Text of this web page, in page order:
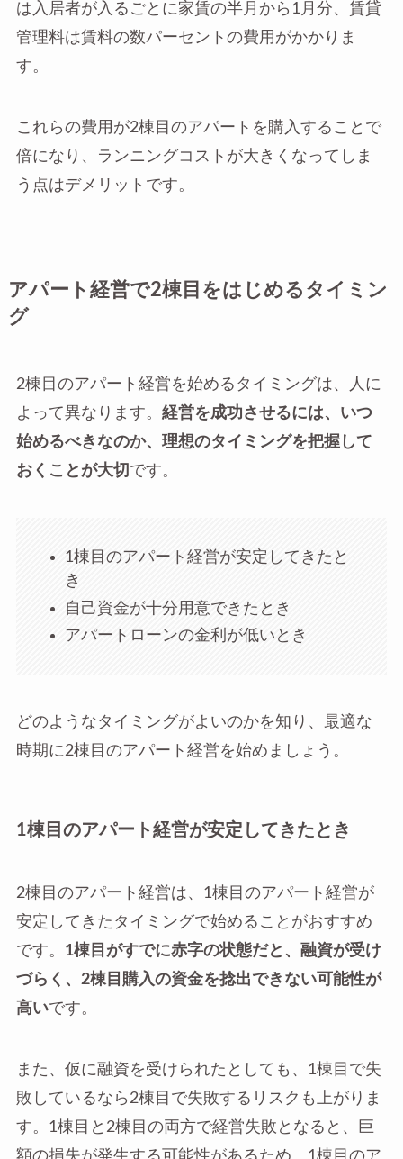
は入居者が入るごとに家賃の半月から1月分、賃貸
管理料は賃料の数パーセントの費用がかかりま
す。
これらの費用が2棟目のアパートを購入することで
倍になり、ランニングコストが大きくなってしま
う点はデメリットです。
アパート経営で2棟目をはじめるタイミン
グ
2棟目のアパート経営を始めるタイミングは、人に
よって異なります。 経営を成功させるには、いつ
始めるべきなのか、理想のタイミングを把握して
おくことが大切 です。
1棟目のアパート経営が安定してきたと
き
自己資金が十分用意できたとき
アパートローンの金利が低いとき
どのようなタイミングがよいのかを知り、最適な
時期に2棟目のアパート経営を始めましょう。
1棟目のアパート経営が安定してきたとき
2棟目のアパート経営は、1棟目のアパート経営が
安定してきたタイミングで始めることがおすすめ
です。 1棟目がすでに赤字の状態だと、融資が受け
づらく、2棟目購入の資金を捻出できない可能性が
高いです。
また、仮に融資を受けられたとしても、1棟目で失
敗しているなら2棟目で失敗するリスクも上がりま
す。1棟目と2棟目の両方で経営失敗となると、巨
額の損失が発生する可能性があるため、1棟目のア